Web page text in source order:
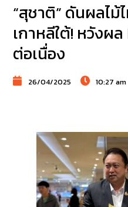
“สุชาติ” ดันผลไม้
เกาหลีใต้! หวังผ
ต่อเนื่อง
26/04/2025 10:27 am